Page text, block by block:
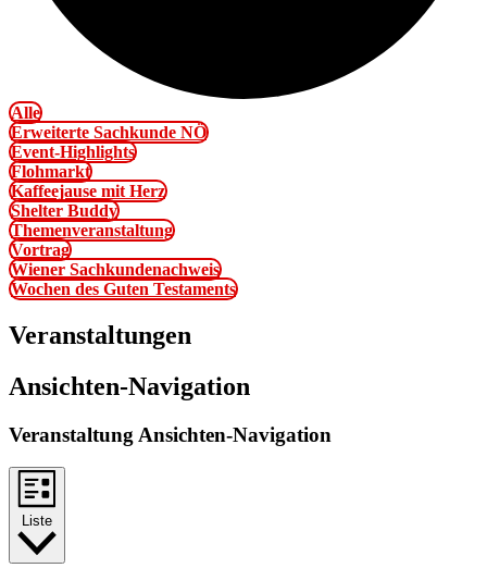
Alle
Erweiterte Sachkunde NÖ
Event-Highlights
Flohmarkt
Kaffeejause mit Herz
Shelter Buddy
Themenveranstaltung
Vortrag
Wiener Sachkundenachweis
Wochen des Guten Testaments
Veranstaltungen
Ansichten-Navigation
Veranstaltung Ansichten-Navigation
Liste